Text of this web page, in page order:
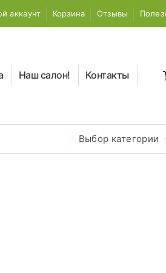
аккаунт Корзина Отзывы
Наш салон! Контакты
Выбор категории